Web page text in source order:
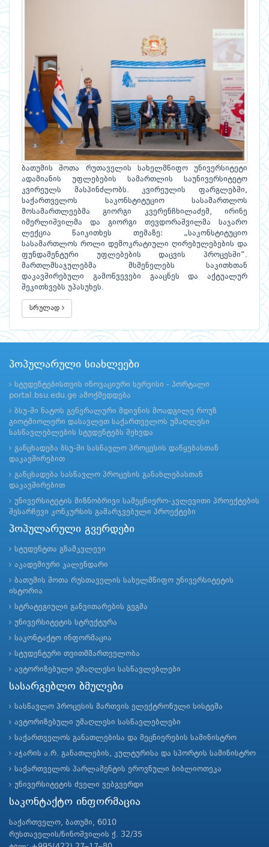
ბათუმის შოთა რუთაველის სახელმწიფო უნივერსიტეტი
ადამიანის უფლებების სამართლის საუნივერსიტეტო
კვირეულს მასპინძლობს. კვირეულის ფარგლებში,
საქართველოს საკონსტიტუციო სასამართლოს
მოსამართლეებმა გიორგი კვერენჩხილაძემ, ირინე
იმერლიშვილმა და გიორგი თევდორაშვილმა საჯარო
ლექცია წაიკითხეს თემაზე: „საკონსტიტუციო
სასამართლოს როლი დემოკრატიული ღირებულებების და
ფუნდამენტური უფლებების დაცვის პროცესში“.
მართლმსაჯულებმა მსმენელებს საკითხთან
დაკავშირებული გამოწვევები გააცნეს და აქტუალურ
შეკითხვებს უპასუხეს.
სრულად
პოპულარული სიახლეები
სტუდენტებისთვის ინოვაციური სერვისი - პორტალი
portal.bsu.edu.ge ამოქმედდება
ბსუ-ში ნატოს გენერალური მდივნის მოადგილე როუზ
გიოტმიოლერი დასავლეთ საქართველოს უმაღლესი
სასწავლებლების სტუდენტებს შეხვდა
განცხადება ბსუ-ში სასწავლო პროცესის დაწყებასთან
დაკავშირებით
განცხადება სასწავლო პროცესის განახლებასთან
დაკავშირებით
უნივერსიტეტის მიზნობრივი სამეცნიერო-კვლევითი პროექტების
შესარჩევი კონკურსის გამარჯვებული პროექტები
პოპულარული გვერდები
სტუდენტთა გზამკვლევი
აკადემიური კალენდარი
ბათუმის შოთა რუსთაველის სახელმწიფო უნივერსიტეტის
ისტორია
სტრატეგიული განვითარების გეგმა
უნივერსიტეტის სტრუქტურა
საკონტაქტო ინფორმაცია
სტუდენტური თვითმმართველობა
ავტორიზებული უმაღლესი სასწავლებლები
სასარგებლო ბმულები
სასწავლო პროცესის მართვის ელექტრონული სისტემა
ავტორიზებული უმაღლესი სასწავლებლები
საქართველოს განათლებისა და მეცნიერების სამინისტრო
აჭარის ა.რ. განათლების, კულტურისა და სპორტის სამინისტრო
საქართველოს პარლამენტის ეროვნული ბიბლიოთეკა
უნივერსიტეტის ძველი ვებგვერდი
საკონტაქტო ინფორმაცია
საქართველო, ბათუმი, 6010
რუსთაველის/ნინოშვილის ქ. 32/35